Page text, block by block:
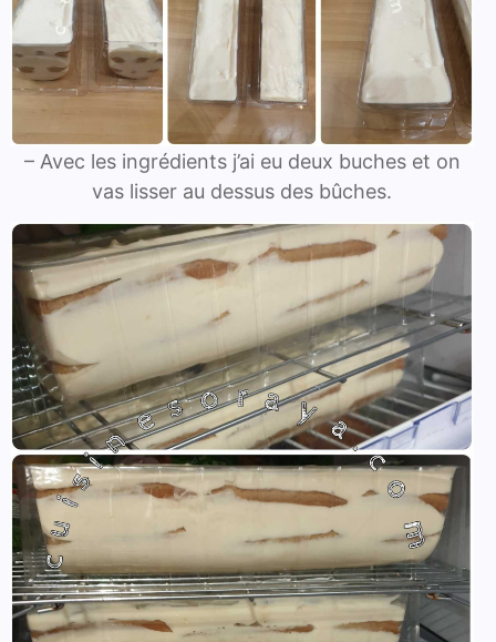
– Avec les ingrédients j’ai eu deux buches et on
vas lisser au dessus des bûches.